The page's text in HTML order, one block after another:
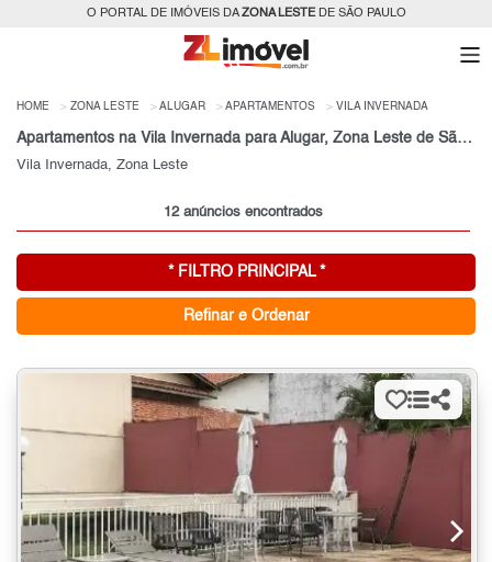
O PORTAL DE IMÓVEIS DAZONA LESTEDE SÃO PAULO
HOME ZONA LESTE ALUGAR APARTAMENTOS VILA INVERNADA
Apartamentos na Vila Invernada para Alugar, Zona Leste de São Paulo, SP
Vila Invernada, Zona Leste
12 anúncios encontrados
* FILTRO PRINCIPAL *
Refinar e Ordenar